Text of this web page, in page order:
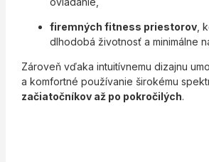
firemných fitness priestorov,
dlhodobá životnosť a minimálne
Zároveň vďaka intuitívnemu dizajnu
a komfortné používanie širokému
začiatočníkov až po pokročilých.